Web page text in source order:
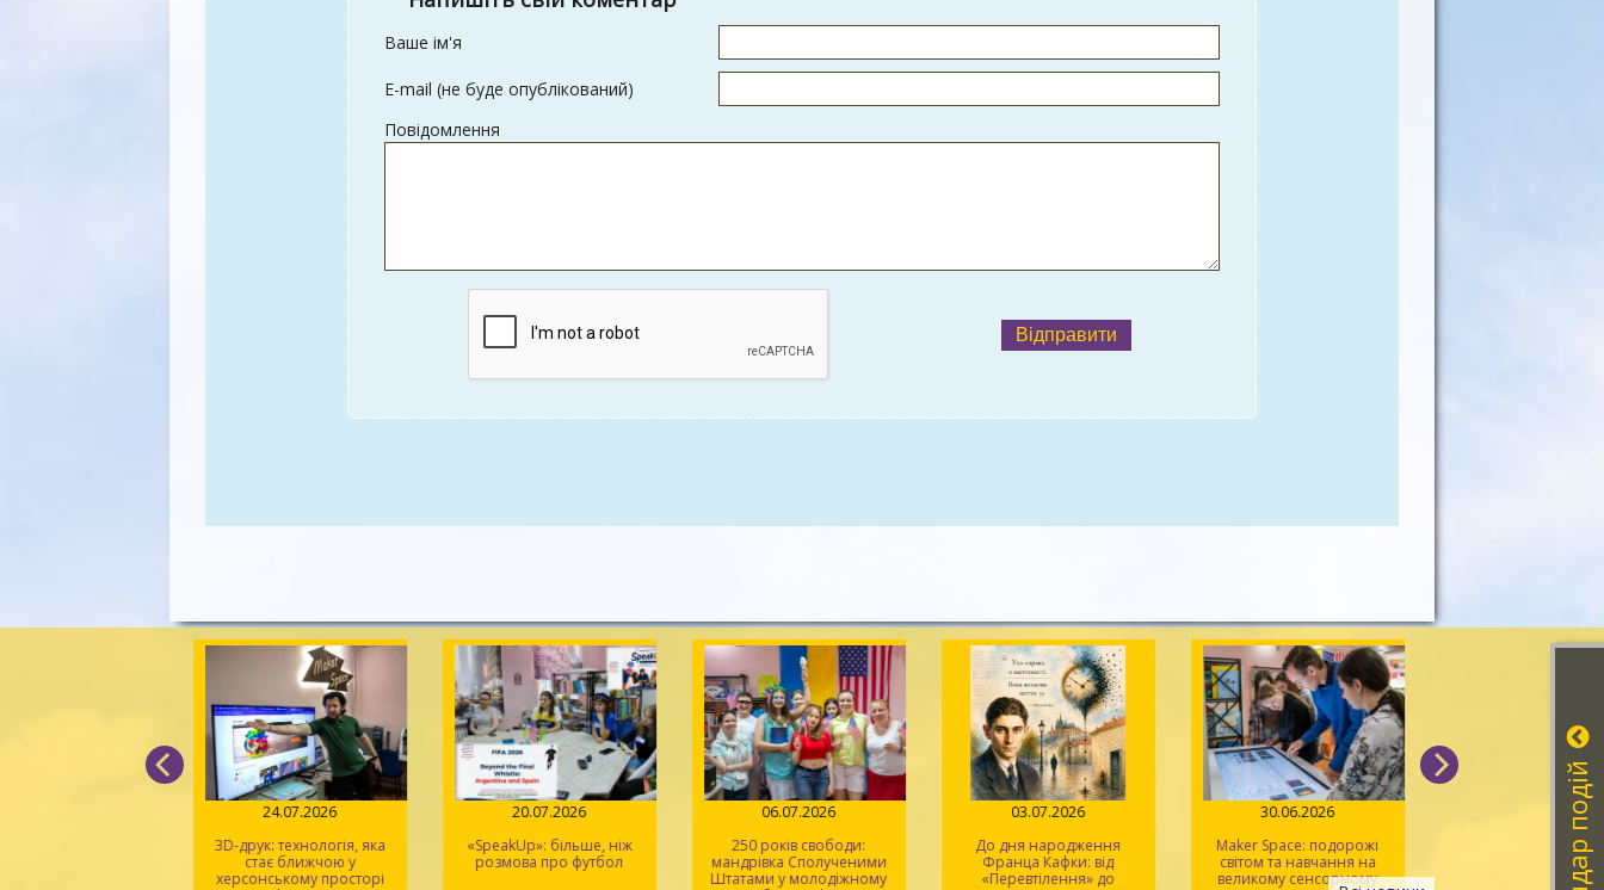
Ваше ім'я
E-mail (не буде опублікований)
Повідомлення
Відправити
24.07.2026
3D-друк: технологія, яка
стає ближчою у
херсонському просторі
20.07.2026
«SpeakUp»: більше, ніж
розмова про футбол
06.07.2026
250 років свободи:
мандрівка Сполученими
Штатами у молодіжному
03.07.2026
До дня народження
Франца Кафки: від
«Перевтілення» до
30.06.2026
Maker Space: подорожі
світом та навчання на
великому сенсорному
26.06.2026
Слова, які
запам'ятати: зустріч
TalkMasters